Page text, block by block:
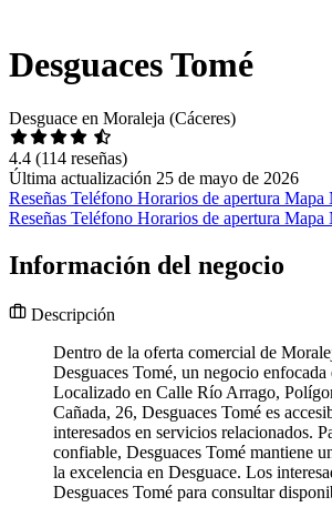
Desguaces Tomé
Desguace en Moraleja (Cáceres)
4.4 (114 reseñas)
Última actualización 25 de mayo de 2026
Reseñas Teléfono Horarios de apertura Mapa
Reseñas Teléfono Horarios de apertura Mapa
Información del negocio
Descripción
Dentro de la oferta comercial de
Desguaces Tomé, un negocio enfocada
Localizado en Calle Río Arrago,
Cañada, 26, Desguaces Tomé es
interesados en servicios relacionados.
confiable, Desguaces Tomé mantiene
la excelencia en Desguace. Los
Desguaces Tomé para consultar